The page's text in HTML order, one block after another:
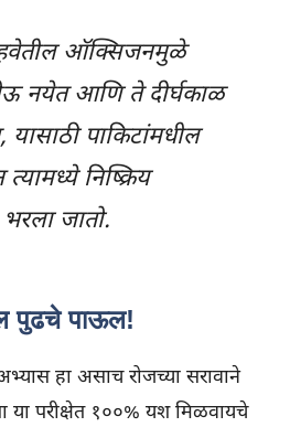
हवेतील ऑक्सिजनमुळे
नयेत आणि ते दीर्घकाळ
यासाठी पाकिटांमधील
निष्क्रिय
भरला जातो.
पुढचे पाऊल!
अभ्यास हा असाच रोजच्या सरावाने
या परीक्षेत १००% यश मिळवायचे